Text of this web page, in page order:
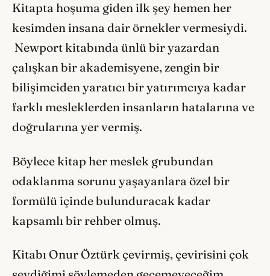
Kitapta hoşuma giden ilk şey hemen her
kesimden insana dair örnekler vermesiydi.
Newport kitabında ünlü bir yazardan
çalışkan bir akademisyene, zengin bir
bilişimciden yaratıcı bir yatırımcıya kadar
farklı mesleklerden insanların hatalarına ve
doğrularına yer vermiş.
Böylece kitap her meslek grubundan
odaklanma sorunu yaşayanlara özel bir
formülü içinde bulunduracak kadar
kapsamlı bir rehber olmuş.
Kitabı Onur Öztürk çevirmiş, çevirisini çok